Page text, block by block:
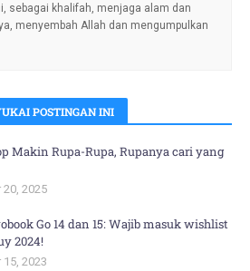
sebagai khalifah, menjaga alam dan
menyembah Allah dan mengumpulkan
POSTINGAN INI
Makin Rupa-Rupa, Rupanya cari yang
20, 2025
Go 14 dan 15: Wajib masuk wishlist
2024!
2023